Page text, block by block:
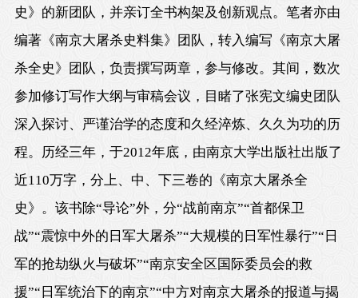
史》的新团队，并亲订全书构架及创新观点。笔者亦由
编著《南京大屠杀史料集》团队，转入编写《南京大屠
杀全史》团队，负责撰写两章，参与修改。其间，数次
参加修订写作大纲与审稿会议，目睹了张宪文编史团队
深入探讨、严谨治学的态度和久经淬炼、久久为功的历
程。历经三年，于2012年底，由南京大学出版社出版了
近110万字，分上、中、下三卷的《南京大屠杀全
史》。该书除“导论”外，分“战前南京”“首都保卫
战”“震惊中外的日军大屠杀”“大规模的日军性暴行”“日
军的抢劫纵火与破坏”“南京安全区国际委员会的救
援”“日军统治下的南京”“中方对南京大屠杀的报道与揭